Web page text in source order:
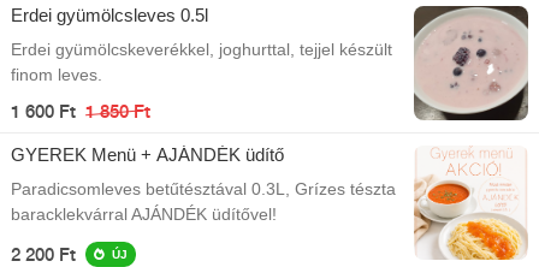
Erdei gyümölcsleves 0.5l
Erdei gyümölcskeverékkel, joghurttal, tejjel készült
finom leves.
1 600 Ft 1 850 Ft
GYEREK Menü + AJÁNDÉK üdítő
Paradicsomleves betűtésztával 0.3L, Grízes tészta
baracklekvárral AJÁNDÉK üdítővel!
2 200 Ft ÚJ